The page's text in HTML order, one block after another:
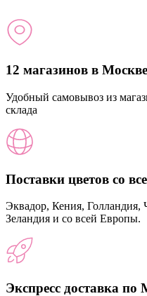
12 магазинов в
Удобный самовывоз из
склада
Поставки цветов со
Эквадор, Кения,
Зеландия и со всей Европы.
Экспресс доставка по